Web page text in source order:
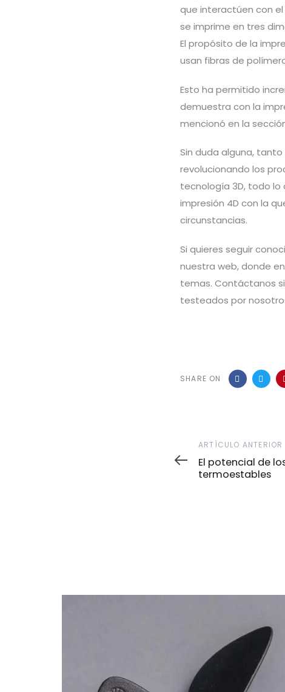
que interactúen con
se imprime en tres
El propósito de la
usan fibras de
Esto ha permitido
demuestra con la
mencionó en la
Sin duda alguna,
revolucionando los
tecnología 3D, todo
impresión 4D con la
circunstancias.
Si quieres seguir
nuestra web, donde
temas. Contáctanos
testeados por
SHARE ON
ARTÍCULO ANTERIOR
El potencial de
termoestables